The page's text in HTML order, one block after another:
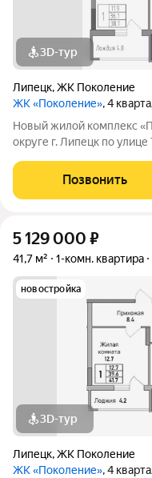
3D-тур
Липецк,ЖК Поколение
ЖК «Поколение», 4
Новый жилой комплекс
округе г. Липецк по
квартиры, семейные
Позвонить
5 129 000 ₽
41,7 м² 1-комн. квартира
новостройка
3D-тур
Липецк,ЖК Поколение
ЖК «Поколение», 4